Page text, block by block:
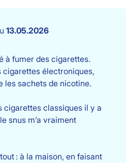
13.05.2026
à fumer des cigarettes.
cigarettes électroniques,
les sachets de nicotine.
cigarettes classiques il y a
snus m’a vraiment
: à la maison, en faisant